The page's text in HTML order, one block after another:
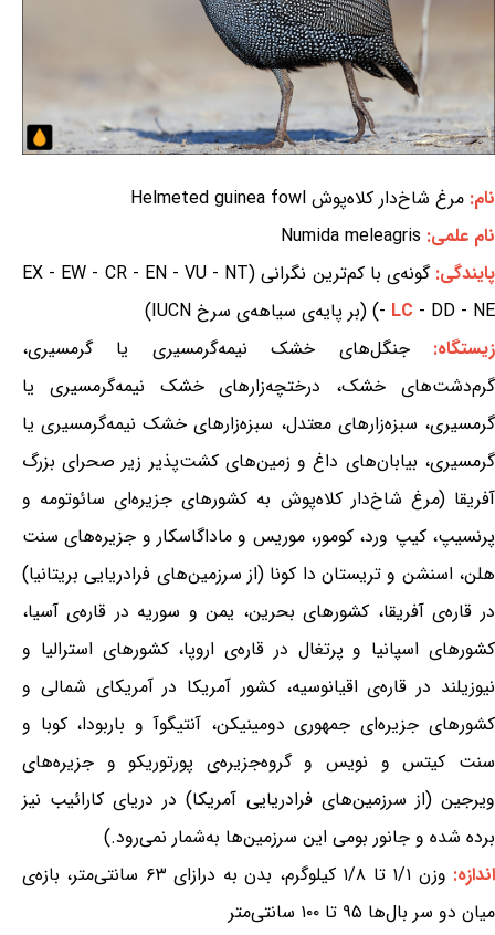
نام: مرغ شاخ‌دار کلاه‌پوش Helmeted guinea fowl
نام علمی: Numida meleagris
پایندگی:
گونه‌ی با کم‌ترین نگرانی (EX - EW - CR - EN - VU - NT
- LC - DD - NE) (بر پایه‌ی سیاهه‌ی سرخ IUCN)
زیستگاه:جنگل‌های خشک نیمه‌گرمسیری یا گرمسیری،
گرم‌دشت‌های خشک، درختچه‌زارهای خشک نیمه‌گرمسیری یا
گرمسیری، سبزه‌زارهای معتدل، سبزه‌زارهای خشک نیمه‌گرمسیری یا
گرمسیری، بیابان‌های داغ و زمین‌های کشت‌پذیر زیر صحرای بزرگ
آفریقا (مرغ شاخ‌دار کلاه‌پوش به کشورهای جزیره‌ای سائوتومه و
پرنسیپ، کیپ ورد، کومور، موریس و ماداگاسکار و جزیره‌های سنت
هلن، اسنشن و تریستان دا کونا (از سرزمین‌های فرادریایی بریتانیا)
در قاره‌ی آفریقا، کشورهای بحرین، یمن و سوریه در قاره‌ی آسیا،
کشورهای اسپانیا و پرتغال در قاره‌ی اروپا، کشورهای استرالیا و
نیوزیلند در قاره‌ی اقیانوسیه، کشور آمریکا در آمریکای شمالی و
کشورهای جزیره‌ای جمهوری دومینیکن، آنتیگوآ و باربودا، کوبا و
سنت کیتس و نویس و گروه‌جزیره‌ی پورتوریکو و جزیره‌های
ویرجین (از سرزمین‌های فرادریایی آمریکا) در دریای کارائیب نیز
برده شده و جانور بومی این سرزمین‌ها به‌شمار نمی‌رود.)
اندازه:
وزن ۱/۱ تا ۱/۸ کیلوگرم، بدن به درازای ۶۳ سانتی‌متر، بازه‌ی
میان دو سر بال‌ها ۹۵ تا ۱۰۰ سانتی‌متر